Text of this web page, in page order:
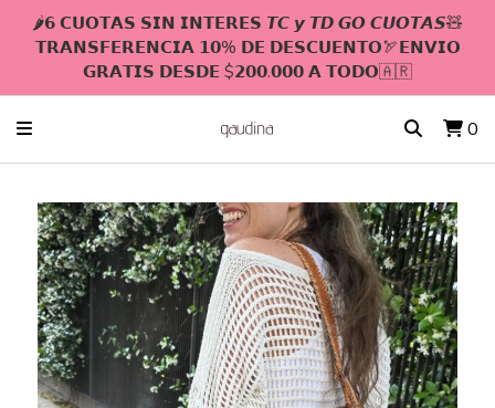
🌶𝟲 𝗖𝗨𝗢𝗧𝗔𝗦 𝗦𝗜𝗡 𝗜𝗡𝗧𝗘𝗥𝗘𝗦 𝙏𝘾 𝙮 𝙏𝘿 𝙂𝙊 𝘾𝙐𝙊𝙏𝘼𝙎🧸
𝗧𝗥𝗔𝗡𝗦𝗙𝗘𝗥𝗘𝗡𝗖𝗜𝗔 𝟭𝟬% 𝗗𝗘 𝗗𝗘𝗦𝗖𝗨𝗘𝗡𝗧𝗢🏹𝗘𝗡𝗩𝗜𝗢
𝗚𝗥𝗔𝗧𝗜𝗦 𝗗𝗘𝗦𝗗𝗘 $𝟮𝟬𝟬.𝟬𝟬𝟬 𝗔 𝗧𝗢𝗗𝗢🇦🇷
0